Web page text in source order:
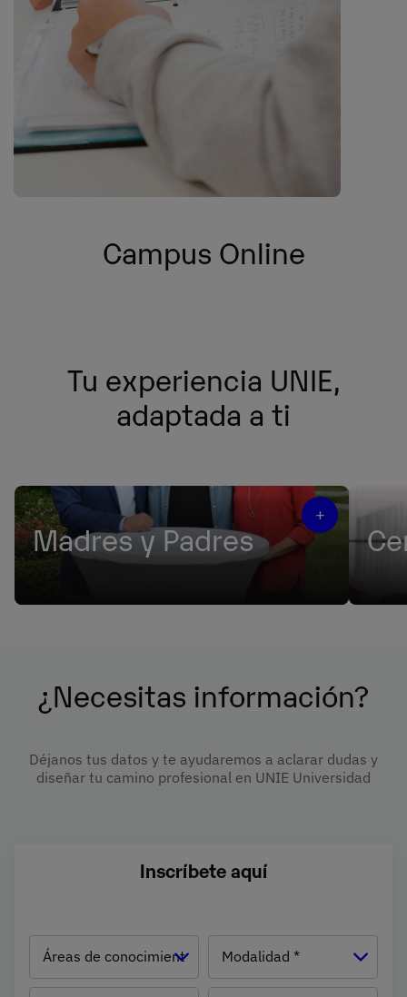
Campus Online
Tu experiencia UNIE,
adaptada a ti
+
Madres y Padres
para ayudaros en esta decisión tan
¿Necesitas información?
Déjanos tus datos y te ayudaremos a aclarar dudas y
diseñar tu camino profesional en UNIE Universidad
Inscríbete aquí
Áreas de
conocimiento